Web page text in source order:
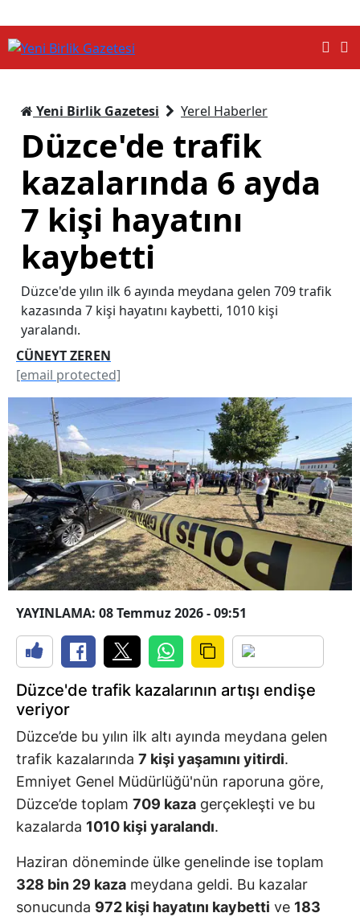
Yeni Birlik Gazetesi Yerel Haberler
Düzce'de trafik
kazalarında 6 ayda
7 kişi hayatını
kaybetti
Düzce'de yılın ilk 6 ayında meydana gelen 709 trafik
kazasında 7 kişi hayatını kaybetti, 1010 kişi
yaralandı.
CÜNEYT ZEREN
[email protected]
YAYINLAMA: 08 Temmuz 2026 - 09:51
Düzce'de trafik kazalarının artışı endişe
veriyor
Düzce’de bu yılın ilk altı ayında meydana gelen
trafik kazalarında 7 kişi yaşamını yitirdi.
Emniyet Genel Müdürlüğü'nün raporuna göre,
Düzce’de toplam 709 kaza gerçekleşti ve bu
kazalarda 1010 kişi yaralandı.
Haziran döneminde ülke genelinde ise toplam
328 bin 29 kaza meydana geldi. Bu kazalar
sonucunda 972 kişi hayatını kaybetti ve 183